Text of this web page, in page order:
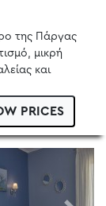
της Πάργας
μικρή
και
PRICES